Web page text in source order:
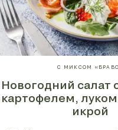
С МИКСОМ
Новогодний салат
картофелем,
икрой